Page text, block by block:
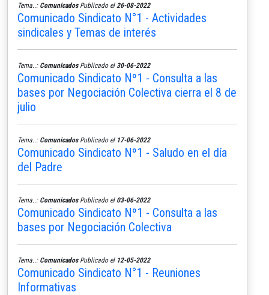
Tema..: ComunicadosPublicado el 26-08-2022
Comunicado Sindicato N°1 - Actividades
sindicales y Temas de interés
Tema..: ComunicadosPublicado el 30-06-2022
Comunicado Sindicato Nº1 - Consulta a las
bases por Negociación Colectiva cierra el 8 de
julio
Tema..: ComunicadosPublicado el 17-06-2022
Comunicado Sindicato Nº1 - Saludo en el día
del Padre
Tema..: ComunicadosPublicado el 03-06-2022
Comunicado Sindicato Nº1 - Consulta a las
bases por Negociación Colectiva
Tema..: ComunicadosPublicado el 12-05-2022
Comunicado Sindicato N°1 - Reuniones
Informativas